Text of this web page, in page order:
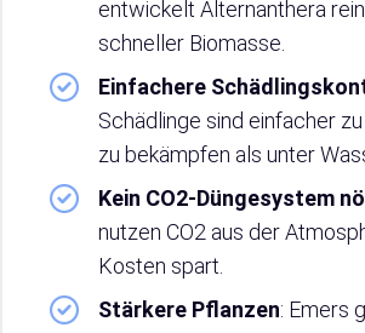
entwickelt Alternanthera
schneller Biomasse.
Einfachere
Schädlinge sind einfacher
zu bekämpfen als unter
Kein CO2-Düngesystem
nutzen CO2 aus der
Kosten spart.
Stärkere Pflanzen: Emers